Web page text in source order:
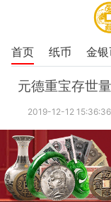
首页 纸币 金银
元德重宝存世
2019-12-12 15:36:36